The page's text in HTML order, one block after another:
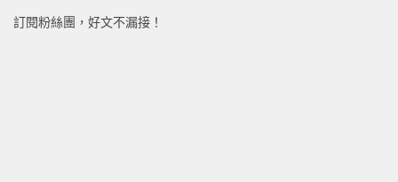
訂閱粉絲團，好文不漏接！